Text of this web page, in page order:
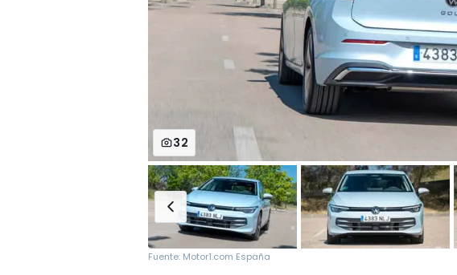
32
Fuente: Motor1.com España